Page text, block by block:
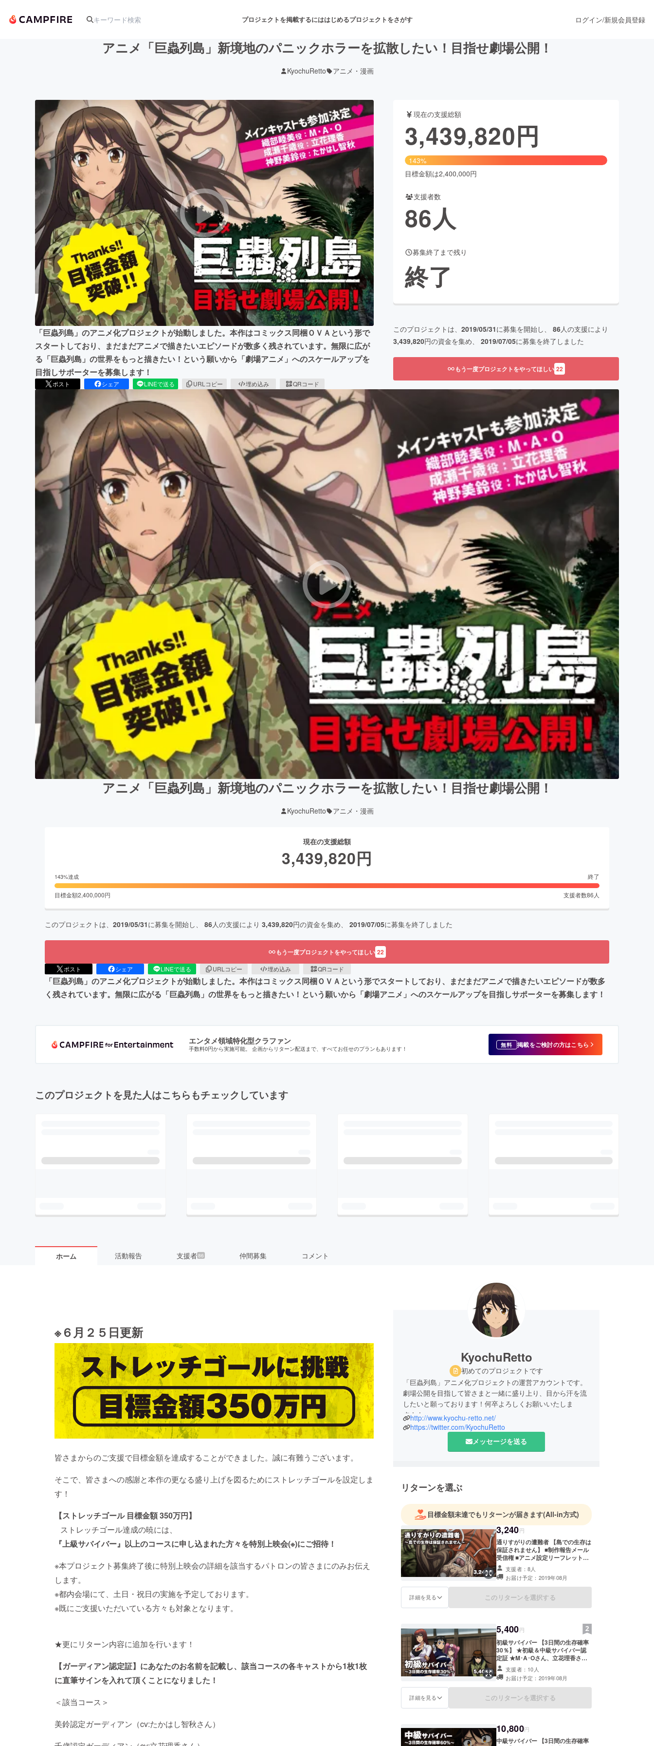
プロジェクトを掲載するにははじめるプロジェクトをさがす
アート・写真 音楽 舞台・パフォーマンス
テクノロジー・ガジェット ゲーム・サービス開発 フード・飲食店 ファッション
映像・映画 書籍・雑誌出版
ビジネス・起業 チャレンジ ビューティー・ヘルスケア
まちづくり・地域活性化
CAMPFIRE for Social GoodCAMPFIRE Creation
CAMPFIREふるさと納税machi-yaコミュニティ
ログイン/新規会員登録
アニメ「巨蟲列島」新境地のパニックホラーを拡散したい！目指せ劇場公開！
KyochuRetto アニメ・漫画
「巨蟲列島」のアニメ化プロジェクトが始動しました。本作はコミックス同梱ＯＶＡという形で
スタートしており、まだまだアニメで描きたいエピソードが数多く残されています。無限に広が
る「巨蟲列島」の世界をもっと描きたい！という願いから「劇場アニメ」へのスケールアップを
目指しサポーターを募集します！
ポスト シェア LINEで送る URLコピー 埋め込み QRコード
現在の支援総額
3,439,820円
143%
目標金額は2,400,000円
支援者数
86人
募集終了まで残り
終了
このプロジェクトは、 2019/05/31に募集を開始し、 86人の支援により
3,439,820円の資金を集め、 2019/07/05に募集を終了しました
もう一度プロジェクトをやってほしい 22
アニメ「巨蟲列島」新境地のパニックホラーを拡散したい！目指せ劇場公開！
KyochuRetto アニメ・漫画
現在の支援総額
3,439,820円
143%達成 終了
目標金額2,400,000円 支援者数86 人
このプロジェクトは、 2019/05/31に募集を開始し、 86人の支援により 3,439,820円の資金を集め、 2019/07/05に募集を終了しました
もう一度プロジェクトをやってほしい 22
ポスト シェア LINEで送る URLコピー 埋め込み QRコード
「巨蟲列島」のアニメ化プロジェクトが始動しました。本作はコミックス同梱ＯＶＡという形でスタートしており、まだまだアニメで描きたいエピソードが数多
く残されています。無限に広がる「巨蟲列島」の世界をもっと描きたい！という願いから「劇場アニメ」へのスケールアップを目指しサポーターを募集します！
エンタメ領域特化型クラファン
手数料0円から実施可能。 企画からリターン配送まで、すべてお任せのプランもあります！ 無料 掲載をご検討の方はこちら
このプロジェクトを見た人はこちらもチェックしています
ホーム 活動報告 支援者86 仲間募集 コメント
※６月２５日更新
皆さまからのご支援で目標金額を達成することができました。誠に有難うございます。
そこで、皆さまへの感謝と本作の更なる盛り上げを図るためにストレッチゴールを設定しま
す！
【ストレッチゴール 目標金額 350万円】
ストレッチゴール達成の暁には、
『上級サバイバー』以上のコースに申し込まれた方々を特別上映会(※)にご招待！
※本プロジェクト募集終了後に特別上映会の詳細を該当するパトロンの皆さまにのみお伝え
します。
※都内会場にて、土日・祝日の実施を予定しております。
※既にご支援いただいている方々も対象となります。
★更にリターン内容に追加を行います！
【ガーディアン認定証】にあなたのお名前を記載し、該当コースの各キャストから1枚1枚
に直筆サインを入れて頂くことになりました！
＜該当コース＞
美鈴認定ガーディアン（cv:たかはし智秋さん）
KyochuRetto
初めてのプロジェクトです
「巨蟲列島」アニメ化プロジェクトの運営アカウントです。
劇場公開を目指して皆さまと一緒に盛り上り、目から汗を流
したいと願っております！何卒よろしくお願いいたしま
す！！
http://www.kyochu-retto.net/
https://twitter.com/KyochuRetto
メッセージを送る
リターンを選ぶ
目標金額未達でもリターンが届きます(All-in方式)
3,240円
通りすがりの遭難者 【島での生存は
保証されません】 ■制作報告メール
受信権 ■アニメ設定リーフレット
（PDF） ■デジタル壁紙セット
支援者：8人
お届け予定：2019年08月
詳細を見る このリターンを選択する
5,400円
初級サバイバー 【3日間の生存確率
30％】 ★初級＆中級サバイバー認
定証 ★M･A･Oさん、立花理香さん
からのスペシャルメッセージ映像 ■
制作報告メール受信権 ■アニメ設定
リーフレット（PDF） ■デジタル壁
紙セット
支援者：10人
お届け予定：2019年08月
詳細を見る このリターンを選択する
10,800円
中級サバイバー 【3日間の生存確率